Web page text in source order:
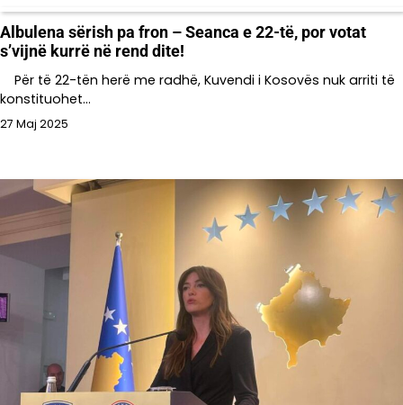
Albulena sërish pa fron – Seanca e 22-të, por votat
s’vijnë kurrë në rend dite!
Për të 22-tën herë me radhë, Kuvendi i Kosovës nuk arriti të
konstituohet…
27 Maj 2025